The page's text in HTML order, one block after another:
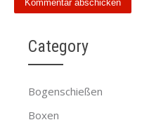
Category
Bogenschießen
Boxen